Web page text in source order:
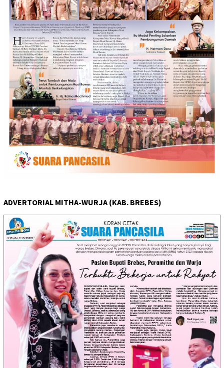
ADVERTORIAL MITHA-WURJA (KAB. BREBES)